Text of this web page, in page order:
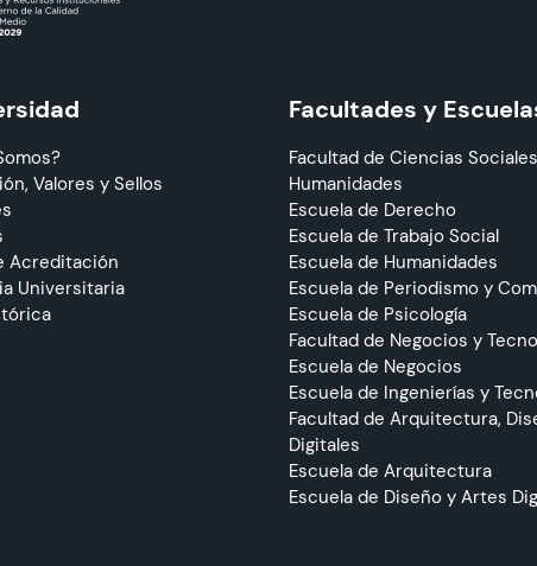
Valores y Sellos
Acreditación
Universitaria
Facultades y
Facultad de Ciencias
Humanidades
Escuela de Derecho
Escuela de Trabajo Social
Escuela de Humanidades
Escuela de Periodismo y
Escuela de Psicología
Facultad de Negocios y
Escuela de Negocios
Escuela de Ingenierías y
Facultad de Arquitectura,
Digitales
Escuela de Arquitectura
Escuela de Diseño y Artes